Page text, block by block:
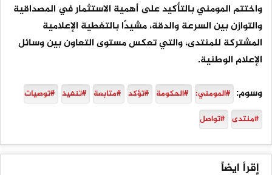
واختتم المومني بالتأكيد على أهمية الاستثمار في المصداقية
والتوازن بين السرعة والدقة، مشيدًا بالتغطية الإعلامية
المشتركة للمنتدى، والتي تعكس مستوى التعاون بين وسائل
الإعلام الوطنية.
وسوم: #المومني: #الحكومة #تؤكد #متابعة #تنفيذ #توصيات
#منتدى #تواصل
إقرأ ايضاً